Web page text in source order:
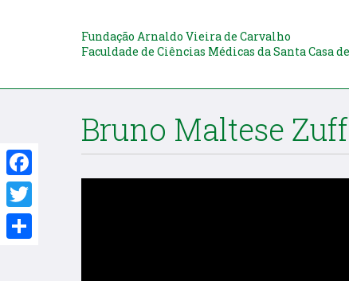
Fundação Arnaldo Vieira de Carvalho
Faculdade de Ciências Médicas da Santa Casa
Bruno Maltese
Facebook
Twitter